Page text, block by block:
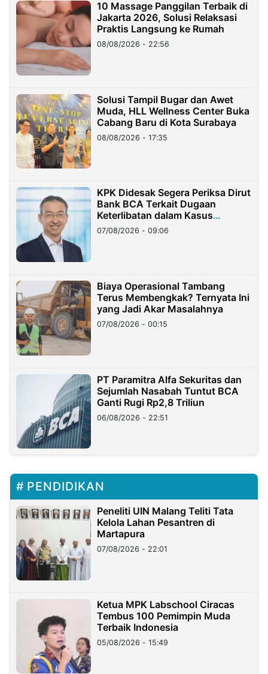
10 Massage Panggilan Terbaik di
Jakarta 2026, Solusi Relaksasi
Praktis Langsung ke Rumah
08/08/2026 - 22:56
Solusi Tampil Bugar dan Awet
Muda, HLL Wellness Center Buka
Cabang Baru di Kota Surabaya
08/08/2026 - 17:35
KPK Didesak Segera Periksa Dirut
Bank BCA Terkait Dugaan
Keterlibatan dalam Kasus
Hilangnya Dana Nasabah Rp2,58
Miliar
07/08/2026 - 09:06
Biaya Operasional Tambang
Terus Membengkak? Ternyata Ini
yang Jadi Akar Masalahnya
07/08/2026 - 00:15
PT Paramitra Alfa Sekuritas dan
Sejumlah Nasabah Tuntut BCA
Ganti Rugi Rp2,8 Triliun
06/08/2026 - 22:51
PENDIDIKAN
Peneliti UIN Malang Teliti Tata
Kelola Lahan Pesantren di
Martapura
07/08/2026 - 22:01
Ketua MPK Labschool Ciracas
Tembus 100 Pemimpin Muda
Terbaik Indonesia
05/08/2026 - 15:49